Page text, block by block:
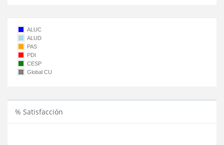
ALUC
ALUD
PAS
PDI
CESP
Global CU
% Satisfacción